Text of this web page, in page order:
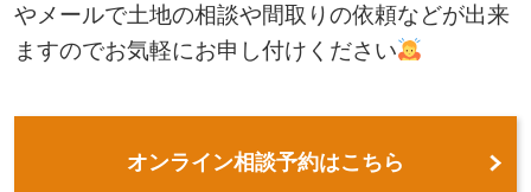
やメールで土地の相談や間取りの依頼などが出来
ますのでお気軽にお申し付けください
オンライン相談予約はこちら